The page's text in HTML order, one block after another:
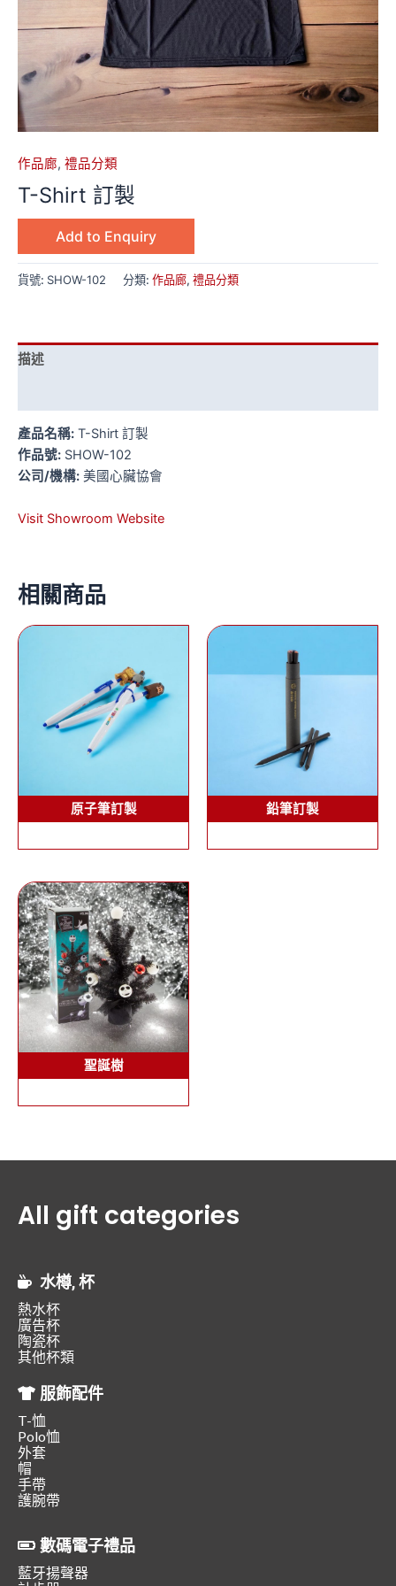
作品廊, 禮品分類
T-Shirt 訂製
Add to Enquiry
貨號: SHOW-102 分類: 作品廊, 禮品分類
描述
產品名稱: T-Shirt 訂製
作品號: SHOW-102
公司/機構: 美國心臟協會
Visit Showroom Website
相關商品
原子筆訂製 鉛筆訂製
聖誕樹
All gift categories
水樽, 杯
熱水杯
廣告杯
陶瓷杯
其他杯類
服飾配件
T-恤
Polo恤
外套
帽
手帶
護腕帶
數碼電子禮品
藍牙揚聲器